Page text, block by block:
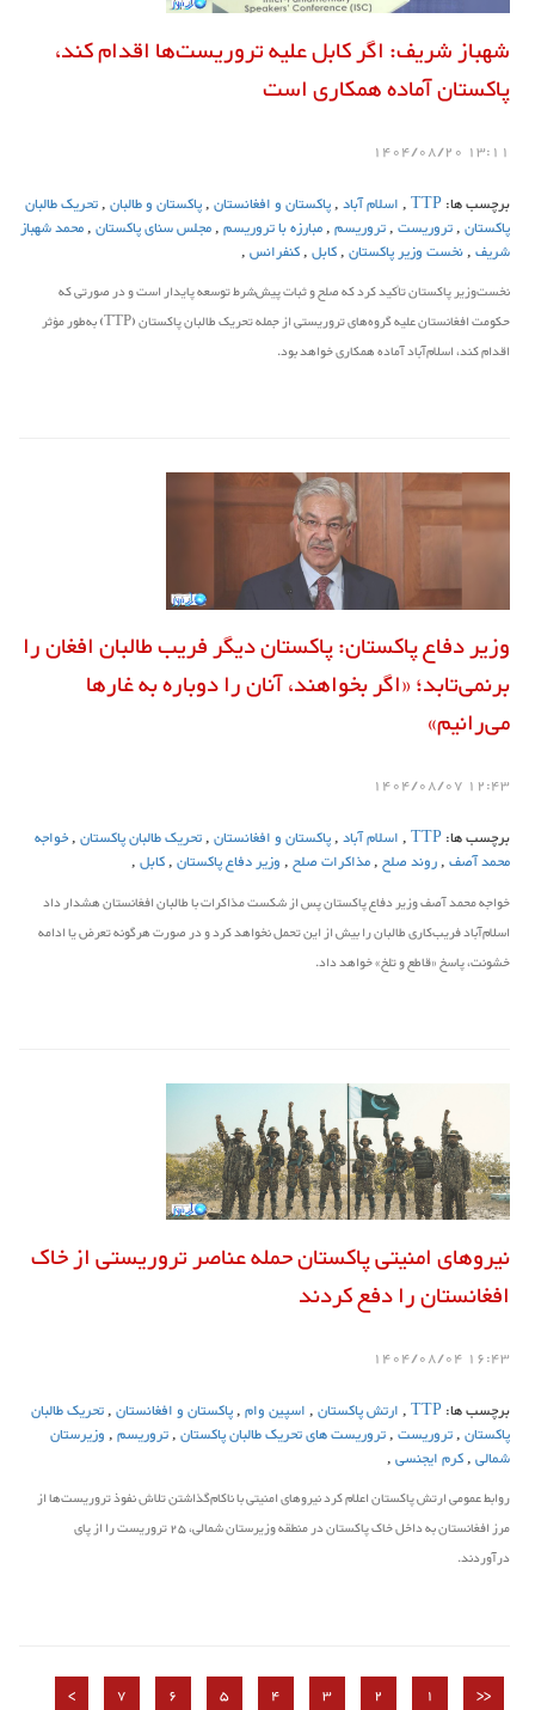
شهباز شریف: اگر کابل علیه تروریست‌ها اقدام کند،
پاکستان آماده همکاری است
13:11 1404/08/20
برچسب ها:TTP
,اسلام آباد,پاکستان و افغانستان,پاکستان و طالبان,تحریک طالبان
پاکستان,تروریست,تروریسم,مبارزه با تروریسم,مجلس سنای پاکستان,محمد شهباز
شریف,نخست وزیر پاکستان,کابل,کنفرانس,
نخست‌وزیر پاکستان تأکید کرد که صلح و ثبات پیش‌شرط توسعه پایدار است و در صورتی که
حکومت افغانستان علیه گروه‌های تروریستی از جمله تحریک طالبان پاکستان (TTP) به‌طور مؤثر
اقدام کند، اسلام‌آباد آماده همکاری خواهد بود.
وزیر دفاع پاکستان: پاکستان دیگر فریب طالبان افغان را
برنمی‌تابد؛ «اگر بخواهند، آنان را دوباره به غارها
می‌رانیم»
12:43 1404/08/07
برچسب ها:TTP
,اسلام آباد,پاکستان و افغانستان,تحریک طالبان پاکستان,خواجه
محمد آصف,روند صلح,مذاکرات صلح,وزیر دفاع پاکستان,کابل,
خواجه محمد آصف وزیر دفاع پاکستان پس از شکست مذاکرات با طالبان افغانستان هشدار داد
اسلام‌آباد فریب‌کاری طالبان را بیش از این تحمل نخواهد کرد و در صورت هرگونه تعرض یا ادامه
خشونت، پاسخ «قاطع و تلخ» خواهد داد.
نیروهای امنیتی پاکستان حمله عناصر تروریستی از خاک
افغانستان را دفع کردند
16:43 1404/08/04
برچسب ها:TTP
,ارتش پاکستان,اسپین وام,پاکستان و افغانستان,تحریک طالبان
پاکستان,تروریست,تروریست های تحریک طالبان پاکستان,تروریسم,وزیرستان
شمالی,کرم ایجنسی,
روابط عمومی ارتش پاکستان اعلام کرد نیروهای امنیتی با ناکام‌گذاشتن تلاش نفوذ تروریست‌ها از
مرز افغانستان به داخل خاک پاکستان در منطقه وزیرستان شمالی، 25 تروریست را از پای
درآوردند.
<<
1
2
3
4
5
6
7
>